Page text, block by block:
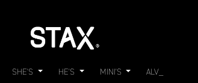
SHE'S HE'S MINI'S ALV_